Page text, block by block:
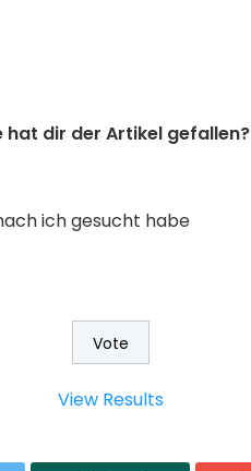
hat dir der Artikel gefallen?
ich gesucht habe
View Results